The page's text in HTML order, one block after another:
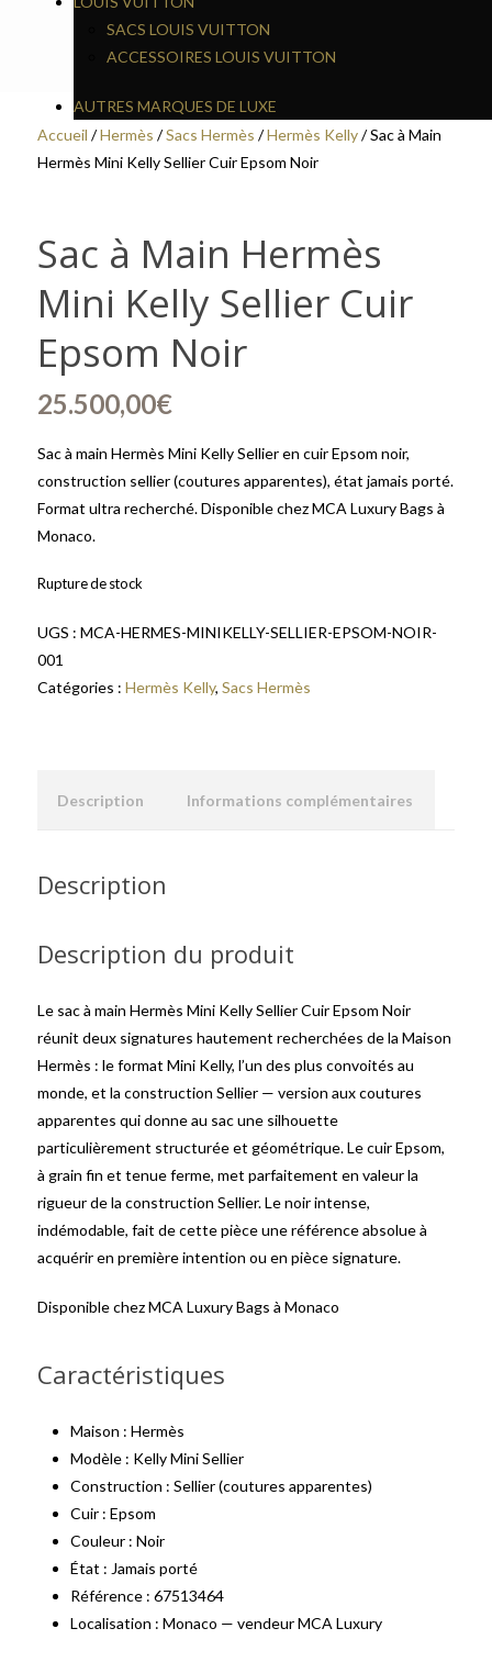
SACS LOUIS VUITTON
ACCESSOIRES LOUIS VUITTON
AUTRES MARQUES DE LUXE
NOIR
Accueil /Hermès /Sacs Hermès /Hermès Kelly/ Sac à Main
Hermès Mini Kelly Sellier Cuir Epsom Noir
Sac à Main Hermès
Mini Kelly Sellier Cuir
Epsom Noir
25.500,00€
Sac à main Hermès Mini Kelly Sellier en cuir Epsom noir,
construction sellier (coutures apparentes), état jamais porté.
Format ultra recherché. Disponible chez MCA Luxury Bags à
Monaco.
Rupture de stock
UGS : MCA-HERMES-MINIKELLY-SELLIER-EPSOM-NOIR-
001
Catégories : Hermès Kelly, Sacs Hermès
Description Informations complémentaires
Description
Description du produit
Le sac à main Hermès Mini Kelly Sellier Cuir Epsom Noir
réunit deux signatures hautement recherchées de la Maison
Hermès : le format Mini Kelly, l’un des plus convoités au
monde, et la construction Sellier — version aux coutures
apparentes qui donne au sac une silhouette
particulièrement structurée et géométrique. Le cuir Epsom,
à grain fin et tenue ferme, met parfaitement en valeur la
rigueur de la construction Sellier. Le noir intense,
indémodable, fait de cette pièce une référence absolue à
acquérir en première intention ou en pièce signature.
Disponible chez MCA Luxury Bags à Monaco
Caractéristiques
Maison : Hermès
Modèle : Kelly Mini Sellier
Construction : Sellier (coutures apparentes)
Cuir : Epsom
Couleur : Noir
État : Jamais porté
Référence : 67513464
Localisation : Monaco — vendeur MCA Luxury